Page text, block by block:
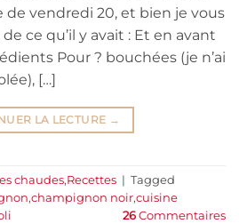
de vendredi 20, et bien je vous
ce qu’il y avait : Et en avant
Pour ? bouchées (je n’ai
[…]
LA LECTURE →
chaudes,Recettes | Tagged
,champignon noir,cuisine
26 Commentaires